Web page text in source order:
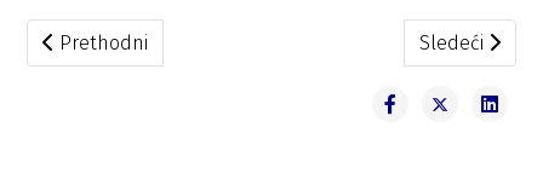
Prethodni članak: Zapisnik sa 4. sjednice
Prethodni Sledeći
Sledeći